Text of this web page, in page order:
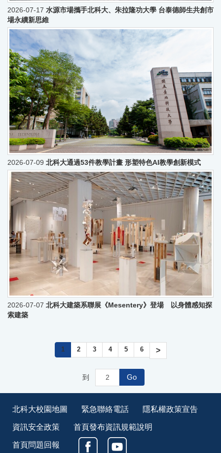
2026-07-17 水源市場攜手北科大、朱拉隆功大學 台泰德師生共創市
場永續新思維
2026-07-09 北科大通過53件教學計畫 形塑特色AI教學創新模式
2026-07-07 北科大建築系聯展《Mesentery》登場 以身體感知探
索建築
1 2 3 4 5 6 >
到 Go
北科大校園地圖 緊急聯絡電話 隱私權政策宣告
資訊安全政策 首頁發布資訊規範說明
首頁問題回報